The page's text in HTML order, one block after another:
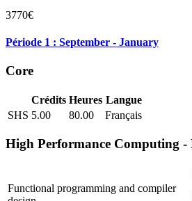
3770€
Période 1 : September - January
Core
Crédits Heures Langue
SHS 5.00 80.00 Français
High Performance Computing -
Functional programming and compiler